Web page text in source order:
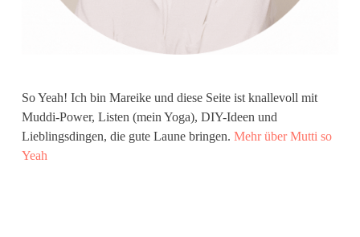
So Yeah! Ich bin Mareike und diese Seite ist knallevoll mit
Muddi-Power, Listen (mein Yoga), DIY-Ideen und
Lieblingsdingen, die gute Laune bringen.Mehr über Mutti so
Yeah